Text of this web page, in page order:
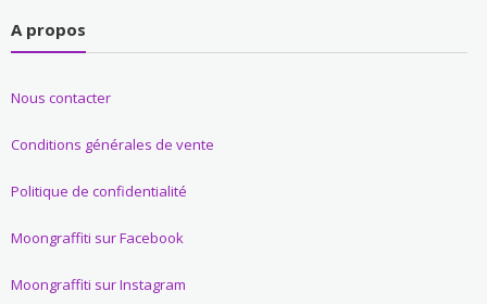
A propos
Nous contacter
Conditions générales de vente
Politique de confidentialité
Moongraffiti sur Facebook
Moongraffiti sur Instagram